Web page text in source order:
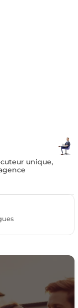
unique,